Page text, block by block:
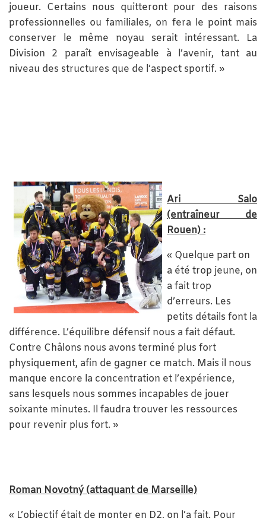
joueur. Certains nous quitteront pour des raisons
professionnelles ou familiales, on fera le point mais
conserver le même noyau serait intéressant. La
Division 2 paraît envisageable à l’avenir, tant au
niveau des structures que de l’aspect sportif. »
Ari Salo
(entraîneur de
Rouen) :
« Quelque part on
a été trop jeune, on
a fait trop
d’erreurs. Les
petits détails font la
différence. L’équilibre défensif nous a fait défaut.
Contre Châlons nous avons terminé plus fort
physiquement, afin de gagner ce match. Mais il nous
manque encore la concentration et l’expérience,
sans lesquels nous sommes incapables de jouer
soixante minutes. Il faudra trouver les ressources
pour revenir plus fort. »
Roman Novotný (attaquant de Marseille)
« L’objectif était de monter en D2, on l’a fait. Pour